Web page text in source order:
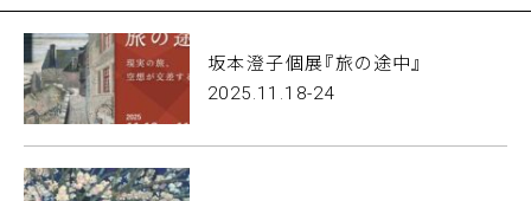
坂本澄子個展『旅の途中』
2025.11.18-24